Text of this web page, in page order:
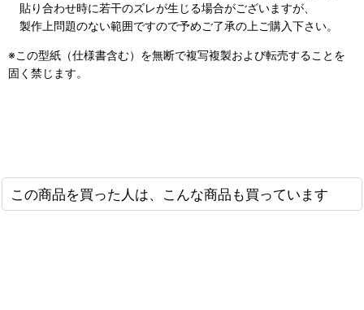
貼り合わせ時に若干のズレが生じる場合がございますが、
製作上問題のない範囲ですので予めご了承の上ご購入下さい。
※この型紙（仕様書含む）を無断で複写複製および転売することを
固く禁じます。
この商品を買った人は、こんな商品も買っています